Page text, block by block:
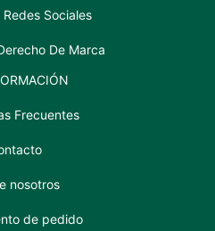
Sociales
De Marca
Frecuentes
nosotros
de pedido